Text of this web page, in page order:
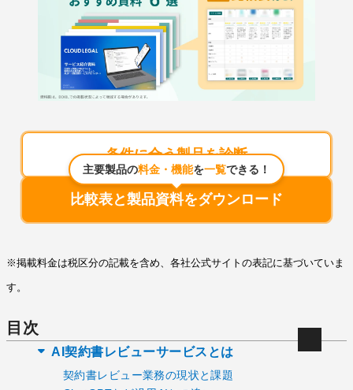
条件に合う製品を診断
主要製品の料金・機能を一覧できる！
比較表と製品資料をダウンロード
※掲載料金は税区分の記載を含め、各社公式サイトの表記に基づいていま
す。
目次
AI契約書レビューサービスとは
契約書レビュー業務の現状と課題